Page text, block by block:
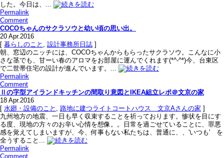
した。今日は、...
Permalink
Comment
COCOちゃんのサクラソウと幼い頃の思い出。
20 Apr.2016
[ 暮らしのこと , 設計事務所日誌 ]
朝、窓辺のニッチには、COCOちゃんからもらったサクラソウ。こんなに小
さな茎でも、甘ーい春のアロマをお部屋に運んでくれます(*^-^*)今、台東区
で二世帯住宅の設計が進んでいます。...
Permalink
Comment
Ⅱの字型アイランドキッチンの間取り意図とIKEA組立レポ＠文京の家
18 Apr.2016
[ 水廻・設備のこと , 路地に建つライトコートハウス＿文京Aさんの家 ]
九州地方の地震、一日も早く収束することを祈っております。惨状を目にす
る度、現地の方々のお辛い心情を想像。。日常を過ごせていることに、罪悪
感を覚えてしまいますが、今、何事もない私たちは、普通に、、'いつも' を
全うすること...
Permalink
Comment